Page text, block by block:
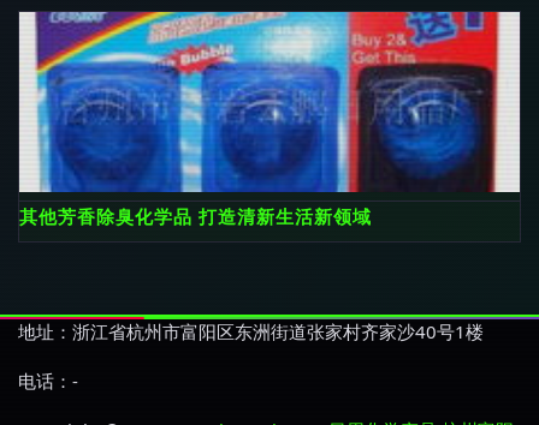
其他芳香除臭化学品 打造清新生活新领域
地址：浙江省杭州市富阳区东洲街道张家村齐家沙40号1楼
电话：-